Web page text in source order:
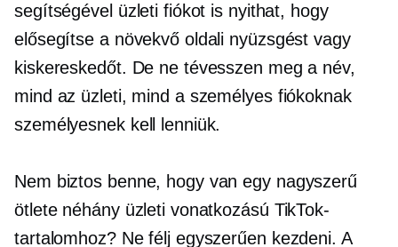
segítségével üzleti fiókot is nyithat, hogy
elősegítse a növekvő oldali nyüzsgést vagy
kiskereskedőt. De ne tévesszen meg a név,
mind az üzleti, mind a személyes fiókoknak
személyesnek kell lenniük.
Nem biztos benne, hogy van egy nagyszerű
ötlete néhány üzleti vonatkozású TikTok-
tartalomhoz? Ne félj egyszerűen kezdeni. A